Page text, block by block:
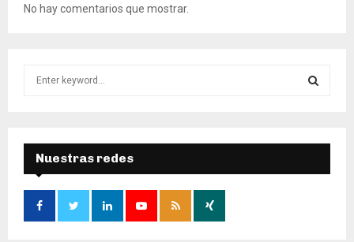
No hay comentarios que mostrar.
f
o
:
E
A
Nuestras redes